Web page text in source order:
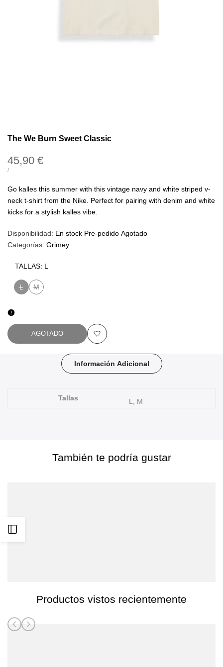
The We Burn Sweet Classic
Precio
de
45,90 €
PRECIO
/POR
Go kalles this summer with this vintage navy and white striped v-
neck t-shirt from the Nike. Perfect for pairing with denim and white
kicks for a stylish kalles vibe.
Disponibilidad: En stock Pre-pedido Agotado
Categorías: Grimey
TALLAS: L
Variante
L
Variante
M
AGOTADO
Añadir
a
Información Adicional
Tallas L, M
También te podría gustar
Productos vistos recientemente